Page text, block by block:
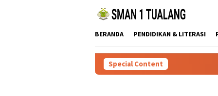
BERANDA
PENDIDIKAN & LITERASI
Special Content